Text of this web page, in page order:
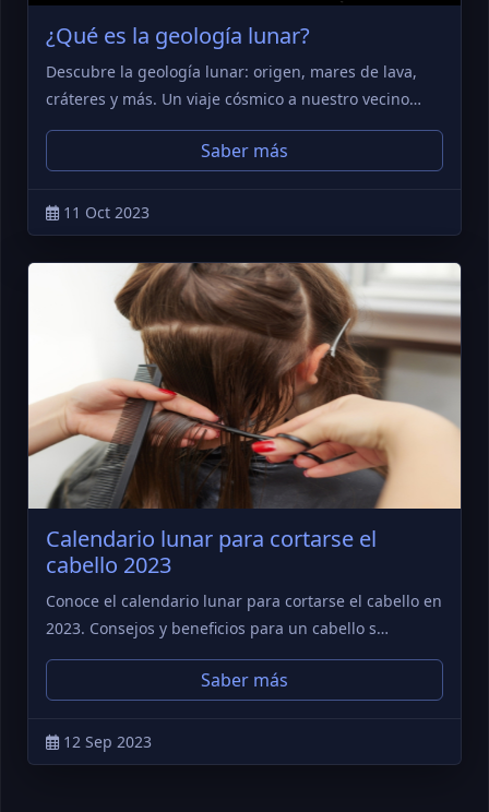
¿Qué es la geología lunar?
Descubre la geología lunar: origen, mares de lava,
cráteres y más. Un viaje cósmico a nuestro vecino…
Saber más
11 Oct 2023
Calendario lunar para cortarse el
cabello 2023
Conoce el calendario lunar para cortarse el cabello en
2023. Consejos y beneficios para un cabello s…
Saber más
12 Sep 2023